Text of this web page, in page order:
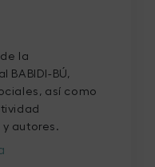
la
BABIDI-BÚ,
así como
autores.